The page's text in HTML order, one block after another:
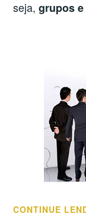
seja,grupos
CONTINUE